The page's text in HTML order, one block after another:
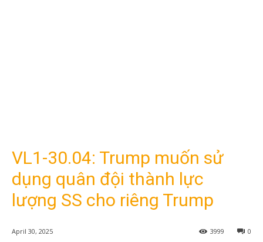
VL1-30.04: Trump muốn sử
dụng quân đội thành lực
lượng SS cho riêng Trump
April 30, 2025 0
3999